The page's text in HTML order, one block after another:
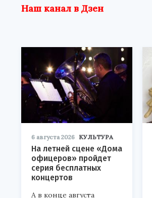
Наш канал в Дзен
6 августа 2026 КУЛЬТУРА
На летней сцене «Дома
офицеров» пройдет
серия бесплатных
концертов
А в конце августа